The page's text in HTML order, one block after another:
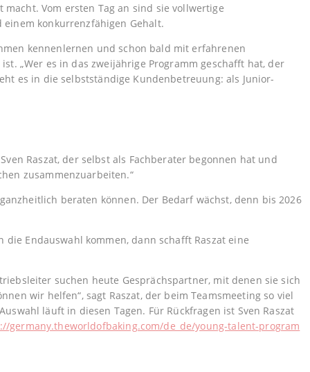
Vom ersten Tag an sind sie vollwertige
konkurrenzfähigen Gehalt.
kennenlernen und schon bald mit erfahrenen
„Wer es in das zweijährige Programm geschafft hat, der
es in die selbstständige Kundenbetreuung: als Junior-
Raszat, der selbst als Fachberater begonnen hat und
zusammenzuarbeiten.“
beraten können. Der Bedarf wächst, denn bis 2026
Endauswahl kommen, dann schafft Raszat eine
suchen heute Gesprächspartner, mit denen sie sich
wir helfen“, sagt Raszat, der beim Teamsmeeting so viel
läuft in diesen Tagen. Für Rückfragen ist Sven Raszat
germany.theworldofbaking.com/de_de/young-talent-program